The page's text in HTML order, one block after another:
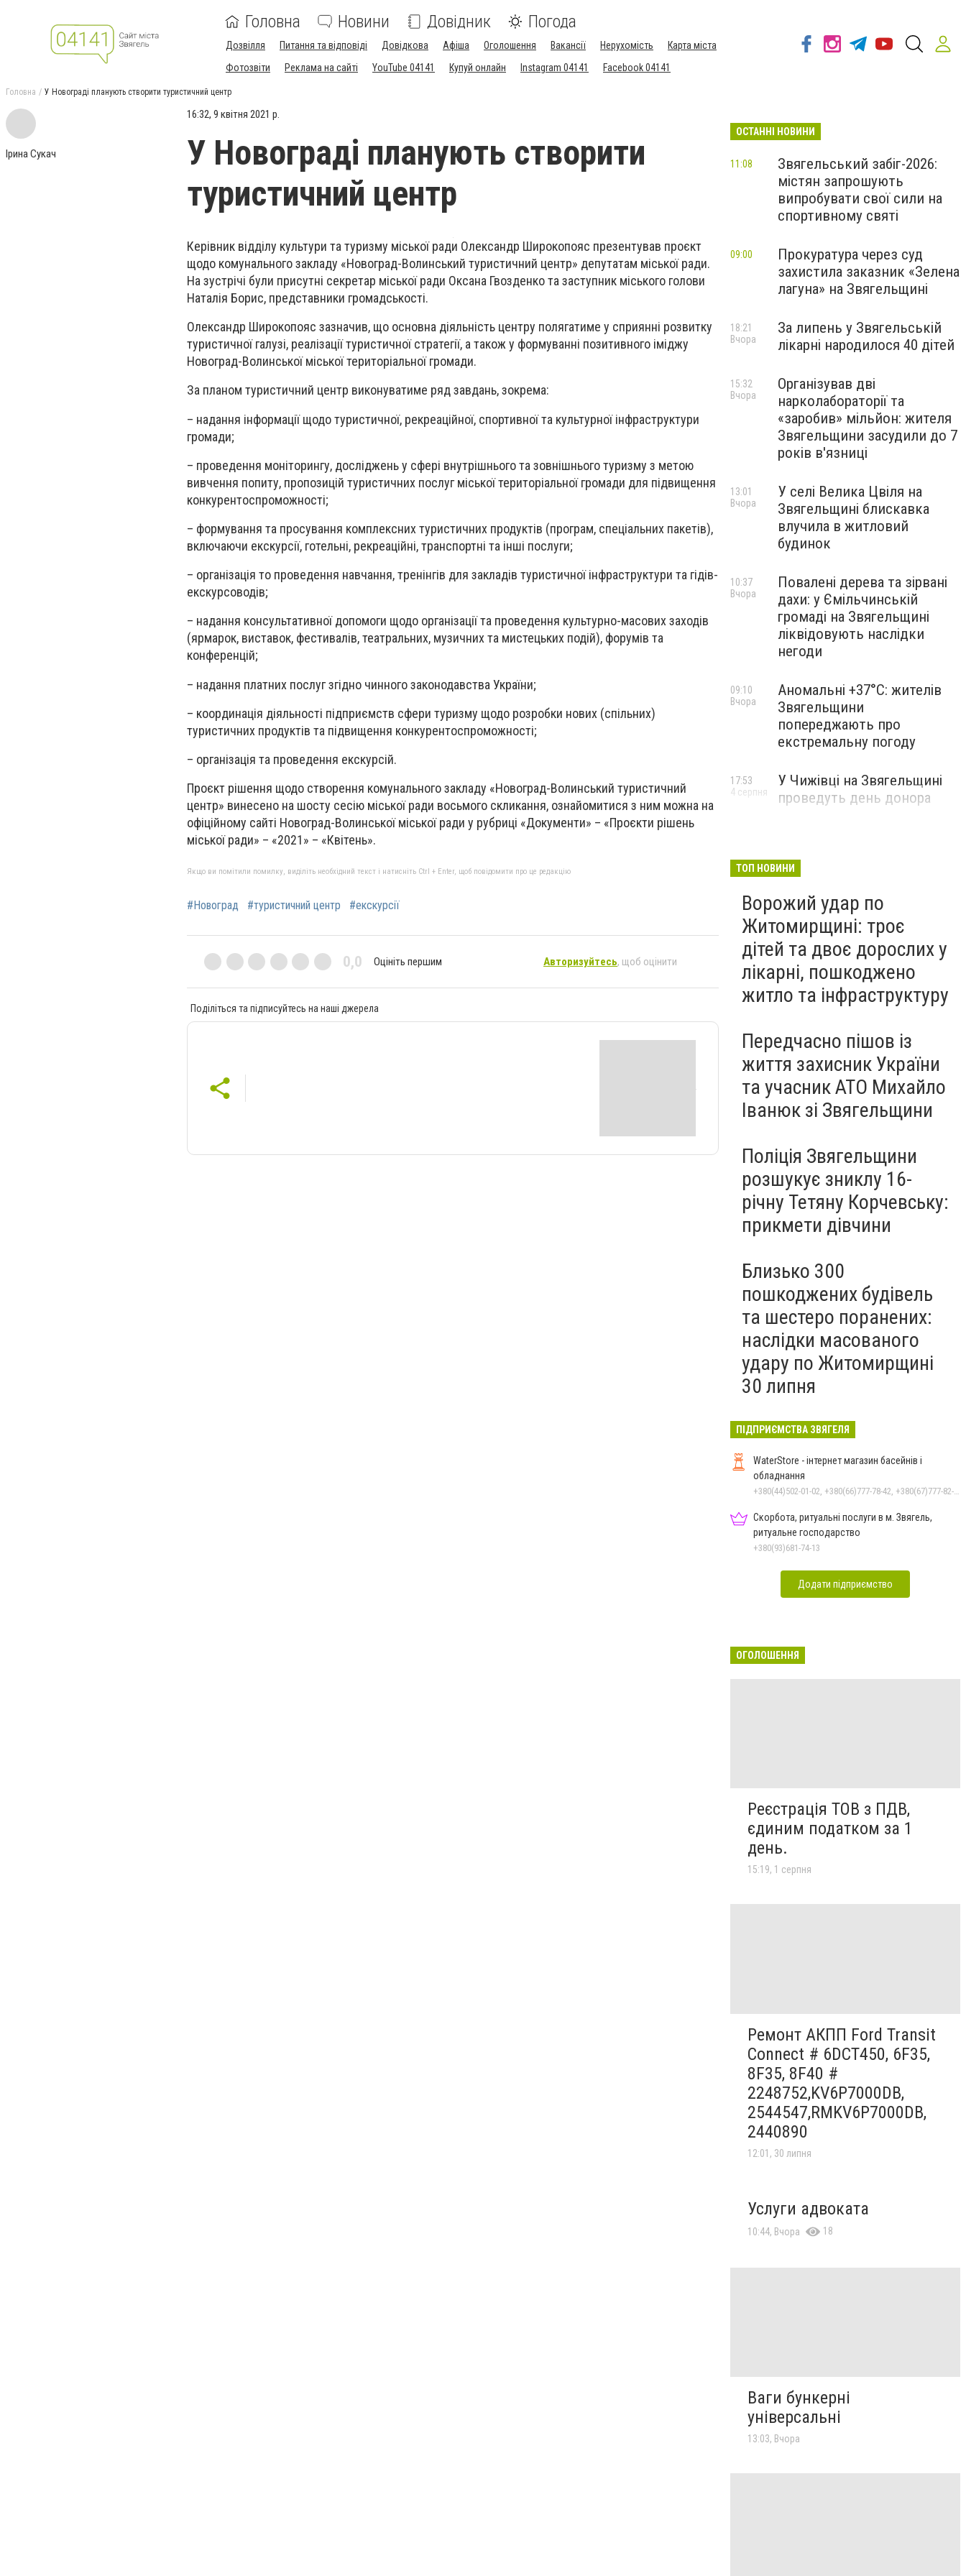
Головна Новини Довідник Погода
Дозвілля Питання та відповіді Довідкова Афіша Оголошення Вакансії Нерухомість
Карта міста
Фотозвіти
Реклама на сайті YouTube 04141 Купуй онлайн Instagram 04141 Facebook 04141
Головна У Новограді планують створити туристичний центр
Ірина Сукач
16:32, 9 квітня 2021 р.
У Новограді планують створити
туристичний центр
Керівник відділу культури та туризму міської ради Олександр Широкопояс презентував проєкт
щодо комунального закладу «Новоград-Волинський туристичний центр» депутатам міської ради.
На зустрічі були присутні секретар міської ради Оксана Гвозденко та заступник міського голови
Наталія Борис, представники громадськості.
Олександр Широкопояс зазначив, що основна діяльність центру полягатиме у сприянні розвитку
туристичної галузі, реалізації туристичної стратегії, а також у формуванні позитивного іміджу
Новоград-Волинської міської територіальної громади.
За планом туристичний центр виконуватиме ряд завдань, зокрема:
– надання інформації щодо туристичної, рекреаційної, спортивної та культурної інфраструктури
громади;
– проведення моніторингу, досліджень у сфері внутрішнього та зовнішнього туризму з метою
вивчення попиту, пропозицій туристичних послуг міської територіальної громади для підвищення
конкурентоспроможності;
– формування та просування комплексних туристичних продуктів (програм, спеціальних пакетів),
включаючи екскурсії, готельні, рекреаційні, транспортні та інші послуги;
– організація то проведення навчання, тренінгів для закладів туристичної інфраструктури та гідів-
екскурсоводів;
– надання консультативної допомоги щодо організації та проведення культурно-масових заходів
(ярмарок, виставок, фестивалів, театральних, музичних та мистецьких подій), форумів та
конференцій;
– надання платних послуг згідно чинного законодавства України;
– координація діяльності підприємств сфери туризму щодо розробки нових (спільних)
туристичних продуктів та підвищення конкурентоспроможності;
– організація та проведення екскурсій.
Проєкт рішення щодо створення комунального закладу «Новоград-Волинський туристичний
центр» винесено на шосту сесію міської ради восьмого скликання, ознайомитися з ним можна на
офіційному сайті Новоград-Волинської міської ради у рубриці «Документи» – «Проєкти рішень
міської ради» – «2021» – «Квітень».
Якщо ви помітили помилку, виділіть необхідний текст і натисніть Ctrl + Enter, щоб повідомити про це редакцію
#Новоград #туристичний центр #екскурсії
0,0 Оцініть першим Авторизуйтесь, щоб оцінити
Поділіться та підписуйтесь на наші джерела
ОСТАННІ НОВИНИ
Звягельський забіг-2026:
містян запрошують
випробувати свої сили на
спортивному святі
11:08
Прокуратура через суд
захистила заказник «Зелена
лагуна» на Звягельщині
09:00
За липень у Звягельській
лікарні народилося 40 дітей
18:21
Вчора
Організував дві
нарколабораторії та
«заробив» мільйон: жителя
Звягельщини засудили до 7
років в'язниці
15:32
Вчора
У селі Велика Цвіля на
Звягельщині блискавка
влучила в житловий
будинок
13:01
Вчора
Повалені дерева та зірвані
дахи: у Ємільчинській
громаді на Звягельщині
ліквідовують наслідки
негоди
10:37
Вчора
Аномальні +37°C: жителів
Звягельщини
попереджають про
екстремальну погоду
09:10
Вчора
У Чижівці на Звягельщині
проведуть день донора
17:53
4 серпня
ТОП НОВИНИ
Ворожий удар по
Житомирщині: троє
дітей та двоє дорослих у
лікарні, пошкоджено
житло та інфраструктуру
Передчасно пішов із
життя захисник України
та учасник АТО Михайло
Іванюк зі Звягельщини
Поліція Звягельщини
розшукує зниклу 16-
річну Тетяну Корчевську:
прикмети дівчини
Близько 300
пошкоджених будівель
та шестеро поранених:
наслідки масованого
удару по Житомирщині
30 липня
ПІДПРИЄМСТВА ЗВЯГЕЛЯ
WaterStore - інтернет магазин басейнів і
обладнання
+380(44)502-01-02, +380(66)777-78-42, +380(67)777-82-19, +380(67)890-80-80, +380(73)890-80-80, +380(44)502-01-03
Скорбота, ритуальні послуги в м. Звягель,
ритуальне господарство
+380(93)681-74-13
Додати підприємство
ОГОЛОШЕННЯ
Реєстрація ТОВ з ПДВ,
єдиним податком за 1
день.
15:19, 1 серпня
Ремонт АКПП Ford Transit
Connect # 6DCT450, 6F35,
8F35, 8F40 #
2248752,KV6P7000DB,
2544547,RMKV6P7000DB,
2440890
12:01, 30 липня
Услуги адвоката
10:44, Вчора 18
Ваги бункерні
універсальні
13:03, Вчора